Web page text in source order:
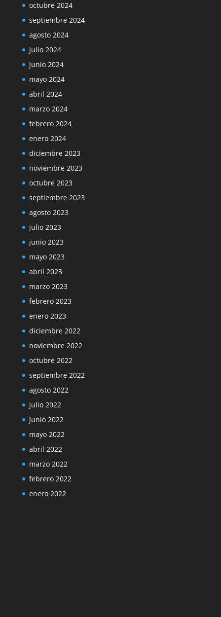
octubre 2024
septiembre 2024
agosto 2024
julio 2024
junio 2024
mayo 2024
abril 2024
marzo 2024
febrero 2024
enero 2024
diciembre 2023
noviembre 2023
octubre 2023
septiembre 2023
agosto 2023
julio 2023
junio 2023
mayo 2023
abril 2023
marzo 2023
febrero 2023
enero 2023
diciembre 2022
noviembre 2022
octubre 2022
septiembre 2022
agosto 2022
julio 2022
junio 2022
mayo 2022
abril 2022
marzo 2022
febrero 2022
enero 2022